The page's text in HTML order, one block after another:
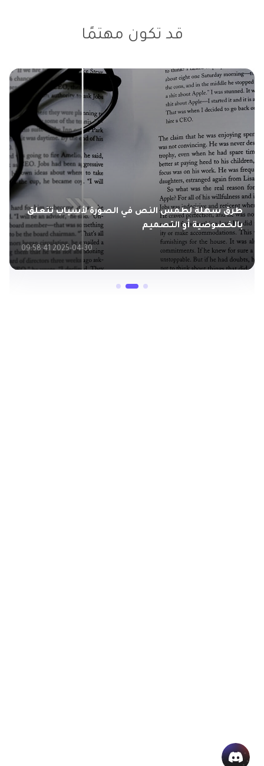
قد تكون مهتمًا
طرق سهلة لطمس النص في الصورة لأسباب تتعلق
بالخصوصية أو التصميم
2025-04-30 09:58:41